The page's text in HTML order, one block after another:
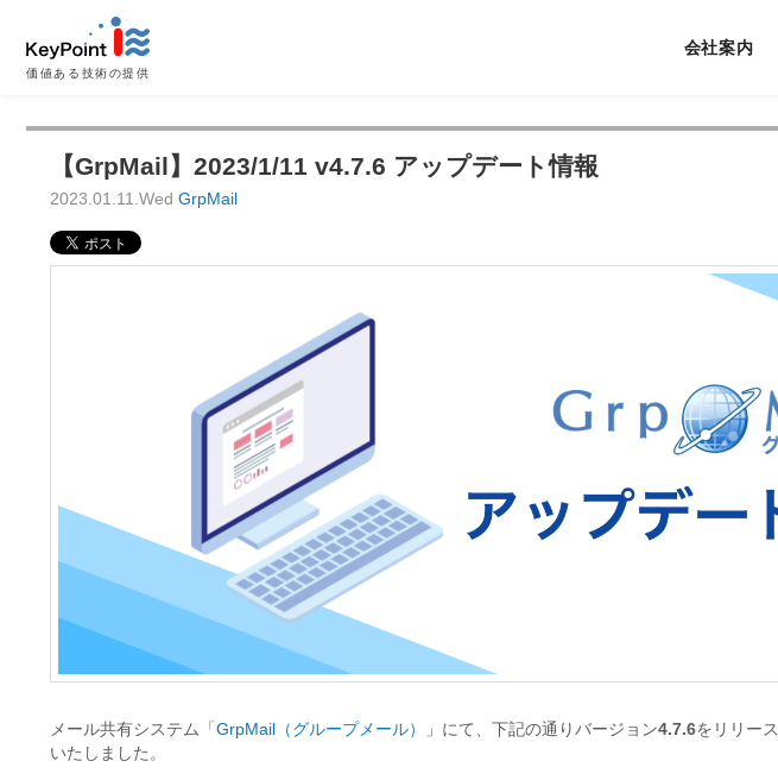
価値ある技術の提供
会社案内
【GrpMail】2023/1/11 v4.7.6 アップデート情報
2023.01.11.Wed GrpMail
メール共有システム「 GrpMail（グループメール） 」にて、下記の通りバージョン4.7.6をリリース
いたしました。